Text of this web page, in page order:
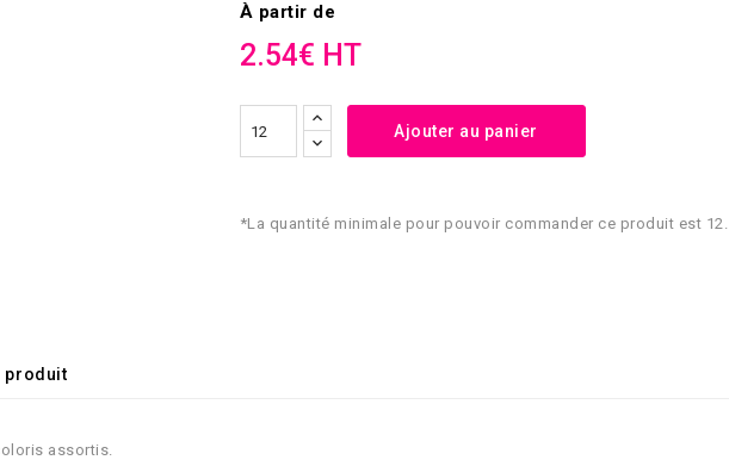
À partir de
2.54€ HT
Ajouter au panier
*La quantité minimale pour pouvoir commander ce produit est 12.
produit
assortis.